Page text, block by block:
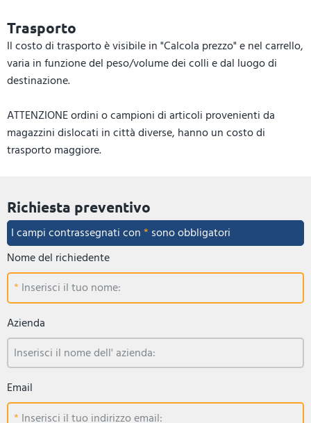
Trasporto
Il costo di trasporto è visibile in "Calcola prezzo" e nel carrello,
varia in funzione del peso/volume dei colli e dal luogo di
destinazione.
ATTENZIONE ordini o campioni di articoli provenienti da
magazzini dislocati in città diverse, hanno un costo di
trasporto maggiore.
Richiesta preventivo
I campi contrassegnati con* sono obbligatori
Nome del richiedente
Inserisci il tuo nome:
Azienda
Inserisci il nome dell' azienda:
Email
Inserisci il tuo indirizzo email: